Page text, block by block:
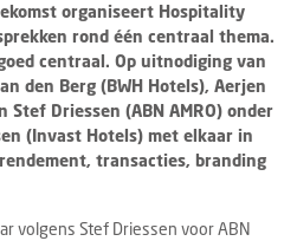
organiseert Hospitality
rond één centraal thema.
centraal. Op uitnodiging van
den Berg (BWH Hotels), Aerjen
Stef Driessen (ABN AMRO) onder
(Invast Hotels) met elkaar in
transacties, branding
volgens Stef Driessen voor ABN